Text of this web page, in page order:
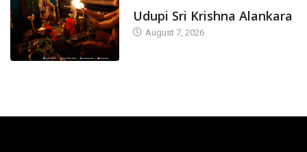
Udupi Sri Krishna Alankara
August 7, 2026